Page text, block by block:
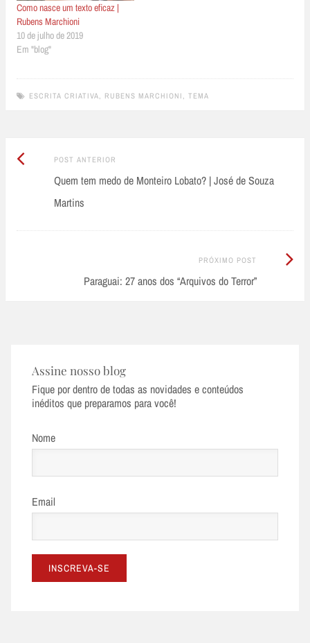
Como nasce um texto eficaz |
Rubens Marchioni
10 de julho de 2019
Em "blog"
ESCRITA CRIATIVA, RUBENS MARCHIONI , TEMA
Post
navigation
POST ANTERIOR
Anterior:
Quem tem medo de Monteiro Lobato? | José de Souza
Martins
PRÓXIMO POST
Paraguai: 27 anos dos “Arquivos do Terror”
Próximo
Assine nosso blog
Fique por dentro de todas as novidades e conteúdos
inéditos que preparamos para você!
Nome
Email